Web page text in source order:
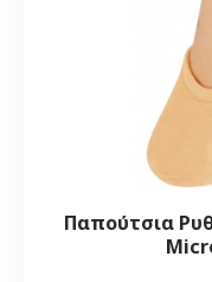
Παπούτσια